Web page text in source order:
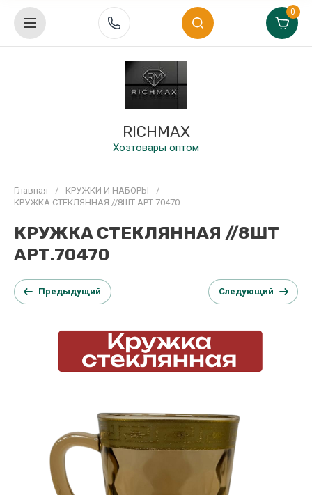
RICHMAX
Хозтовары оптом
0
Главная / КРУЖКИ И НАБОРЫ
/
КРУЖКА СТЕКЛЯННАЯ //8ШТ АРТ.70470
КРУЖКА СТЕКЛЯННАЯ //8ШТ
АРТ.70470
Предыдущий Следующий